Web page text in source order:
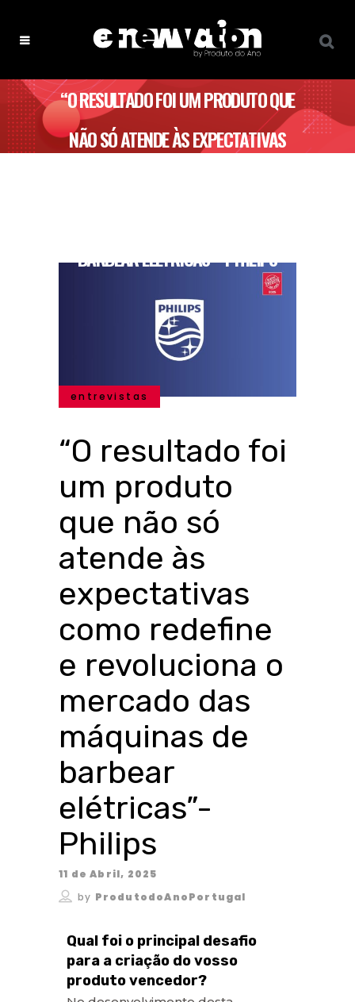
“O RESULTADO FOI UM PRODUTO QUE
NÃO SÓ ATENDE ÀS EXPECTATIVAS
BARBEAR ELÉTRICAS”- PHILIPS
entrevistas
“O resultado foi
um produto
que não só
atende às
expectativas
como redefine
e revoluciona o
mercado das
máquinas de
barbear
elétricas”-
Philips
11 de Abril, 2025
by ProdutodoAnoPortugal
Qual foi o principal desafio
para a criação do vosso
produto vencedor?